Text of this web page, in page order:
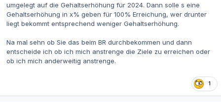
umgelegt auf die Gehaltserhöhung für 2024. Dann solle s eine
Gehaltserhöhung in x% geben für 100% Erreichung, wer drunter
liegt bekommt entsprechend weniger Gehaltserhöhung.
Na mal sehn ob Sie das beim BR durchbekommen und dann
entscheide ich ob ich mich anstrenge die Ziele zu erreichen oder
ob ich mich anderweitig anstrenge.
1